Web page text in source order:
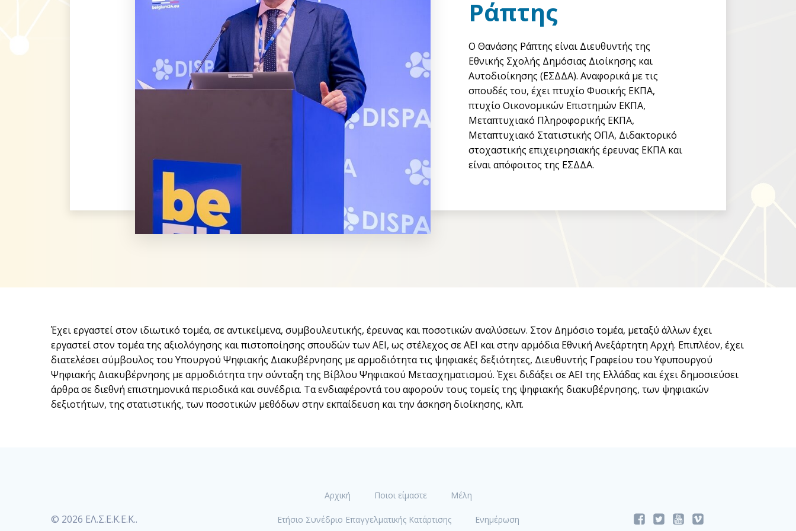
Ράπτης
Ο Θανάσης Ράπτης είναι Διευθυντής της
Εθνικής Σχολής Δημόσιας Διοίκησης και
Αυτοδιοίκησης (ΕΣΔΔΑ). Αναφορικά με τις
σπουδές του, έχει πτυχίο Φυσικής ΕΚΠΑ,
πτυχίο Οικονομικών Επιστημών ΕΚΠΑ,
Μεταπτυχιακό Πληροφορικής ΕΚΠΑ,
Μεταπτυχιακό Στατιστικής ΟΠΑ, Διδακτορικό
στοχαστικής επιχειρησιακής έρευνας ΕΚΠΑ και
είναι απόφοιτος της ΕΣΔΔΑ.
Έχει εργαστεί στον ιδιωτικό τομέα, σε αντικείμενα, συμβουλευτικής, έρευνας και ποσοτικών αναλύσεων. Στον Δημόσιο τομέα, μεταξύ άλλων έχει
εργαστεί στον τομέα της αξιολόγησης και πιστοποίησης σπουδών των ΑΕΙ, ως στέλεχος σε ΑΕΙ και στην αρμόδια Εθνική Ανεξάρτητη Αρχή. Επιπλέον, έχει
διατελέσει σύμβουλος του Υπουργού Ψηφιακής Διακυβέρνησης με αρμοδιότητα τις ψηφιακές δεξιότητες, Διευθυντής Γραφείου του Υφυπουργού
Ψηφιακής Διακυβέρνησης με αρμοδιότητα την σύνταξη της Βίβλου Ψηφιακού Μετασχηματισμού. Έχει διδάξει σε ΑΕΙ της Ελλάδας και έχει δημοσιεύσει
άρθρα σε διεθνή επιστημονικά περιοδικά και συνέδρια. Τα ενδιαφέροντά του αφορούν τους τομείς της ψηφιακής διακυβέρνησης, των ψηφιακών
δεξιοτήτων, της στατιστικής, των ποσοτικών μεθόδων στην εκπαίδευση και την άσκηση διοίκησης, κλπ.
© 2026 ΕΛ.Σ.Ε.Κ.Ε.Κ..
Αρχική Ποιοι είμαστε Μέλη
Ετήσιο Συνέδριο Επαγγελματικής Κατάρτισης Ενημέρωση